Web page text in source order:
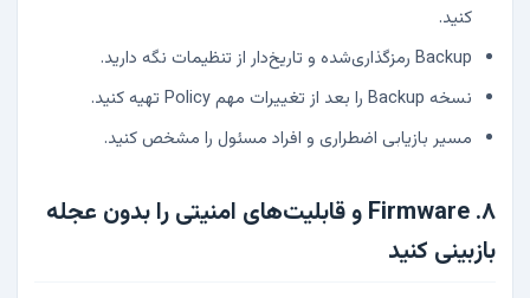
کنید.
Backup رمزگذاری‌شده و تاریخ‌دار از تنظیمات نگه دارید.
نسخه Backup را بعد از تغییرات مهم Policy تهیه کنید.
مسیر بازیابی اضطراری و افراد مسئول را مشخص کنید.
۸. Firmware و قابلیت‌های امنیتی را بدون عجله
بازبینی کنید